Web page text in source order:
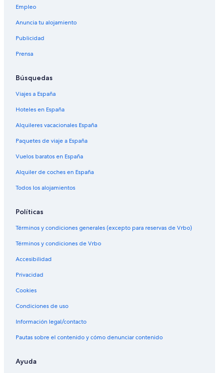
Empleo
Anuncia tu alojamiento
Publicidad
Prensa
Búsquedas
Viajes a España
Hoteles en España
Alquileres vacacionales España
Paquetes de viaje a España
Vuelos baratos en España
Alquiler de coches en España
Todos los alojamientos
Políticas
Términos y condiciones generales (excepto para reservas de Vrbo)
Términos y condiciones de Vrbo
Accesibilidad
Privacidad
Cookies
Condiciones de uso
Información legal/contacto
Pautas sobre el contenido y cómo denunciar contenido
Ayuda